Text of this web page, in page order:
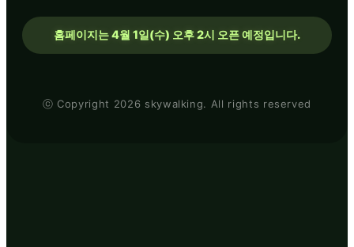
홈페이지는 4월 1일(수) 오후 2시 오픈 예정입니다.
ⓒ Copyright 2026 skywalking. All rights reserved